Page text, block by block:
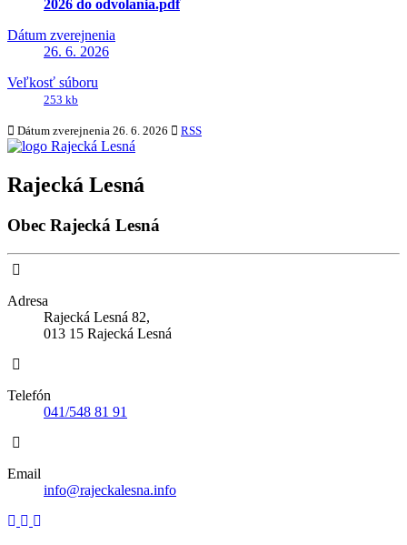
2026 do odvolania.pdf
Dátum zverejnenia
26. 6. 2026
Veľkosť súboru
253 kb
Dátum zverejnenia 26. 6. 2026 RSS
Rajecká Lesná
Obec Rajecká Lesná
Adresa
Rajecká Lesná 82,
013 15 Rajecká Lesná
Telefón
041/548 81 91
Email
info@rajeckalesna.info